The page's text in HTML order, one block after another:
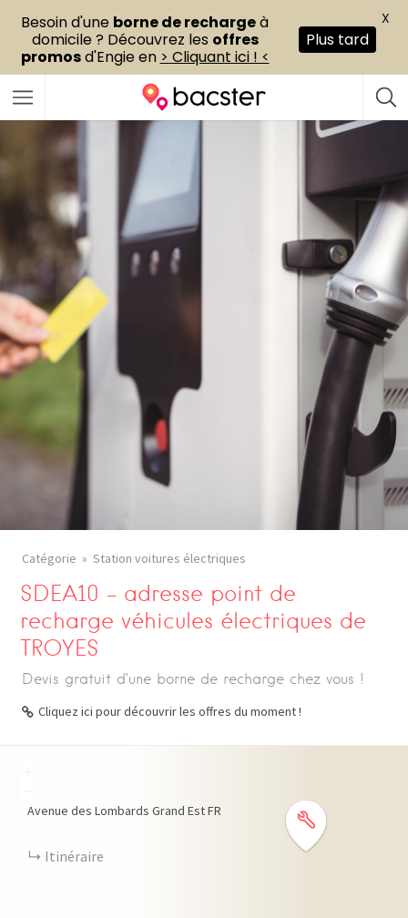
Catégorie Station voitures électriques
SDEA10 – adresse point de
recharge véhicules électriques de
TROYES
Devis gratuit d’une borne de recharge chez vous !
Cliquez ici pour découvrir les offres du moment !
Avenue des Lombards Grand EstFR
Itinéraire
Besoin d'une borne de rechargeà
domicile ? Découvrez les offres
promosd'Engie en > Cliquant ici ! <
Plus tard
X